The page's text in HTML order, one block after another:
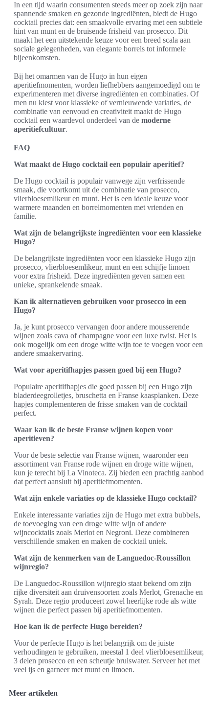
In een tijd waarin consumenten steeds meer op zoek zijn naar
spannende smaken en gezonde ingrediënten, biedt de Hugo
cocktail precies dat: een smaakvolle ervaring met een subtiele
hint van munt en de bruisende frisheid van prosecco. Dit
maakt het een uitstekende keuze voor een breed scala aan
sociale gelegenheden, van elegante borrels tot informele
bijeenkomsten.
Bij het omarmen van de Hugo in hun eigen
aperitiefmomenten, worden liefhebbers aangemoedigd om te
experimenteren met diverse ingrediënten en combinaties. Of
men nu kiest voor klassieke of vernieuwende variaties, de
combinatie van eenvoud en creativiteit maakt de Hugo
cocktail een waardevol onderdeel van de moderne
aperitiefcultuur.
FAQ
Wat maakt de Hugo cocktail een populair aperitief?
De Hugo cocktail is populair vanwege zijn verfrissende
smaak, die voortkomt uit de combinatie van prosecco,
vlierbloesemlikeur en munt. Het is een ideale keuze voor
warmere maanden en borrelmomenten met vrienden en
familie.
Wat zijn de belangrijkste ingrediënten voor een klassieke
Hugo?
De belangrijkste ingrediënten voor een klassieke Hugo zijn
prosecco, vlierbloesemlikeur, munt en een schijfje limoen
voor extra frisheid. Deze ingrediënten geven samen een
unieke, sprankelende smaak.
Kan ik alternatieven gebruiken voor prosecco in een
Hugo?
Ja, je kunt prosecco vervangen door andere mousserende
wijnen zoals cava of champagne voor een luxe twist. Het is
ook mogelijk om een droge witte wijn toe te voegen voor een
andere smaakervaring.
Wat voor aperitifhapjes passen goed bij een Hugo?
Populaire aperitifhapjes die goed passen bij een Hugo zijn
bladerdeegrolletjes, bruschetta en Franse kaasplanken. Deze
hapjes complementeren de frisse smaken van de cocktail
perfect.
Waar kan ik de beste Franse wijnen kopen voor
aperitieven?
Voor de beste selectie van Franse wijnen, waaronder een
assortiment van Franse rode wijnen en droge witte wijnen,
kun je terecht bij La Vinoteca. Zij bieden een prachtig aanbod
dat perfect aansluit bij aperitiefmomenten.
Wat zijn enkele variaties op de klassieke Hugo cocktail?
Enkele interessante variaties zijn de Hugo met extra bubbels,
de toevoeging van een droge witte wijn of andere
wijncocktails zoals Merlot en Negroni. Deze combineren
verschillende smaken en maken de cocktail uniek.
Wat zijn de kenmerken van de Languedoc-Roussillon
wijnregio?
De Languedoc-Roussillon wijnregio staat bekend om zijn
rijke diversiteit aan druivensoorten zoals Merlot, Grenache en
Syrah. Deze regio produceert zowel heerlijke rode als witte
wijnen die perfect passen bij aperitiefmomenten.
Hoe kan ik de perfecte Hugo bereiden?
Voor de perfecte Hugo is het belangrijk om de juiste
verhoudingen te gebruiken, meestal 1 deel vlierbloesemlikeur,
3 delen prosecco en een scheutje bruiswater. Serveer het met
veel ijs en garneer met munt en limoen.
Meer artikelen